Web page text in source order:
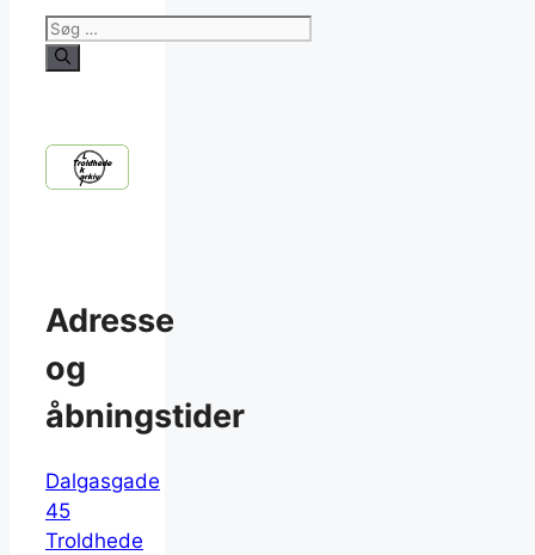
Søg
efter:
Adresse
og
åbningstider
Dalgasgade
45
Troldhede